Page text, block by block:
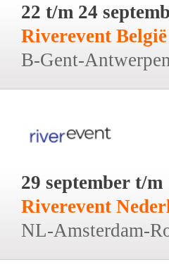
22 t/m 24
Riverevent België
B-Gent-
29 september t/
Riverevent
NL-Amsterdam-